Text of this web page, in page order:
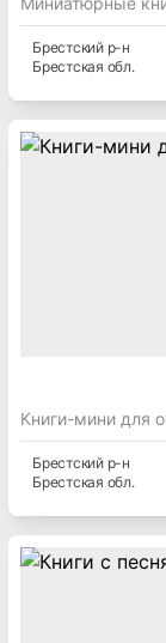
Брестскийр-н
Брестская обл.
Книги-мини для
Брестскийр-н
Брестская обл.